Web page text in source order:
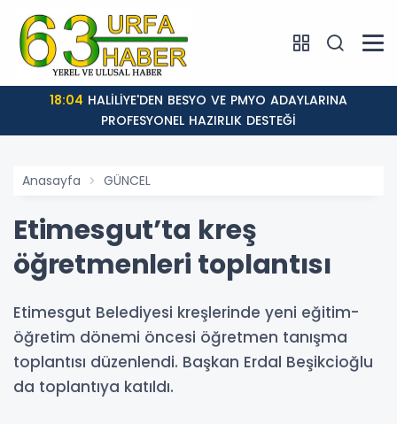
18:04
PROFESYONEL HAZIRLIK DESTEĞİ
Anasayfa GÜNCEL
Etimesgut’ta kreş
öğretmenleri toplantısı
Etimesgut Belediyesi kreşlerinde yeni eğitim-
öğretim dönemi öncesi öğretmen tanışma
toplantısı düzenlendi. Başkan Erdal Beşikcioğlu
da toplantıya katıldı.